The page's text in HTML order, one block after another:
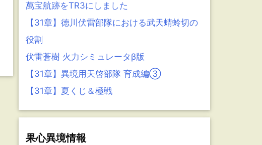
萬宝航跡をTR3にしました
【31章】徳川伏雷部隊における武天蜻蛉切の
役割
伏雷蒼樹 火力シミュレータβ版
【31章】異境用天啓部隊 育成編③
【31章】夏くじ＆極戦
果心異境情報